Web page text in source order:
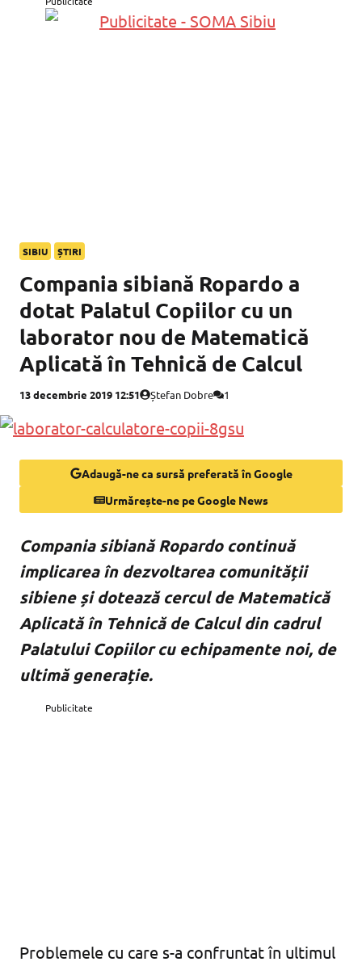
SIBIU ȘTIRI
Compania sibiană Ropardo a
dotat Palatul Copiilor cu un
laborator nou de Matematică
Aplicată în Tehnică de Calcul
13 decembrie 2019 12:51 Ștefan Dobre 1
Adaugă-ne ca sursă preferată în Google
Urmărește-ne pe Google News
Compania sibiană Ropardo continuă
implicarea în dezvoltarea comunității
sibiene și dotează cercul de Matematică
Aplicată în Tehnică de Calcul din cadrul
Palatului Copiilor cu echipamente noi, de
ultimă generație.
Publicitate
Problemele cu care s-a confruntat în ultimul